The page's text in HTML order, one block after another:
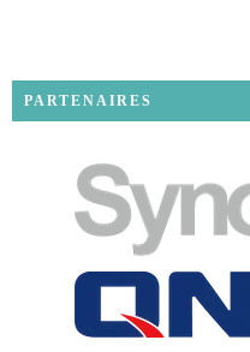
PARTENAIRES